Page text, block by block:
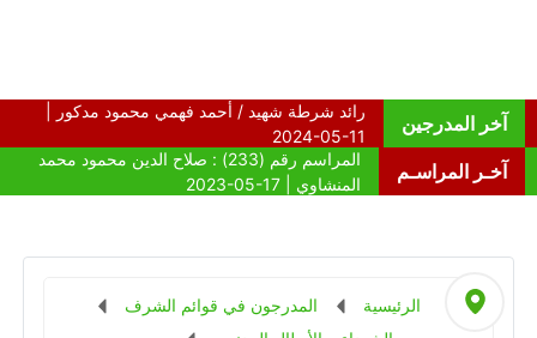
آخر المدرجين
آخـر المراسـم
الرئيسية
المدرجون في قوائم الشرف